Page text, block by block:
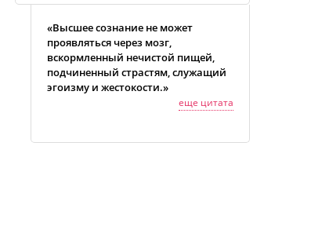
«Высшее сознание не может
проявляться через мозг,
вскормленный нечистой пищей,
подчиненный страстям, служащий
эгоизму и жестокости.»
еще цитата